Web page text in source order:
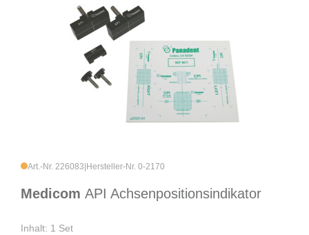
Art.-Nr. 226083 Hersteller-Nr. 0-2170
Medicom API Achsenpositionsindikator
Inhalt: 1 Set